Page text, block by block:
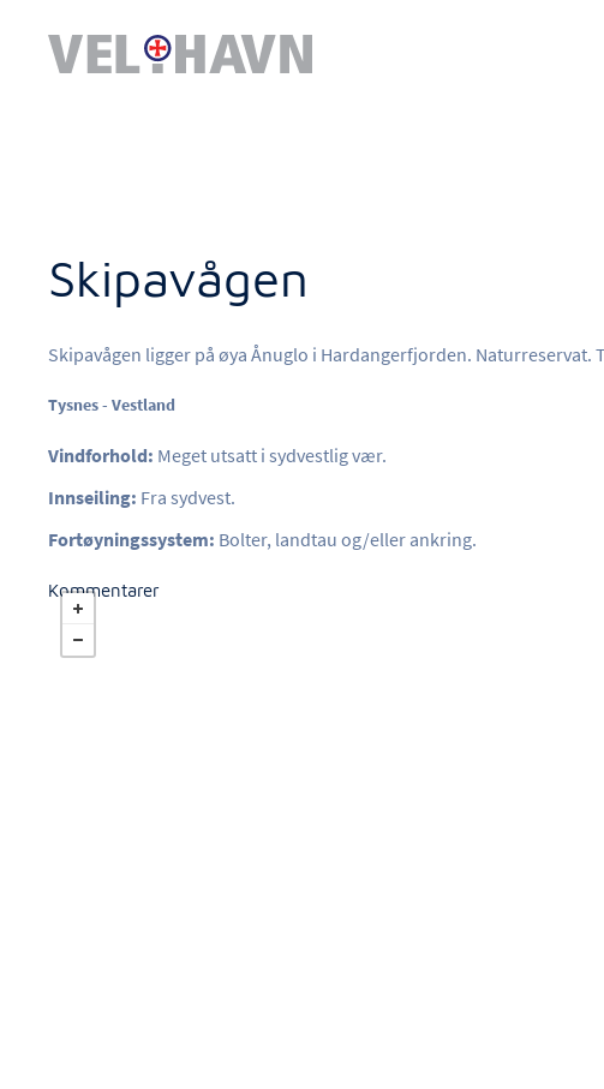
Skipavågen
Skipavågen ligger på øya Ånuglo i Hardangerfjorden. Naturreservat.
Tysnes - Vestland
Vindforhold: Meget utsatt i sydvestlig vær.
Innseiling: Fra sydvest.
Fortøyningssystem: Bolter, landtau og/eller ankring.
Kommentarer